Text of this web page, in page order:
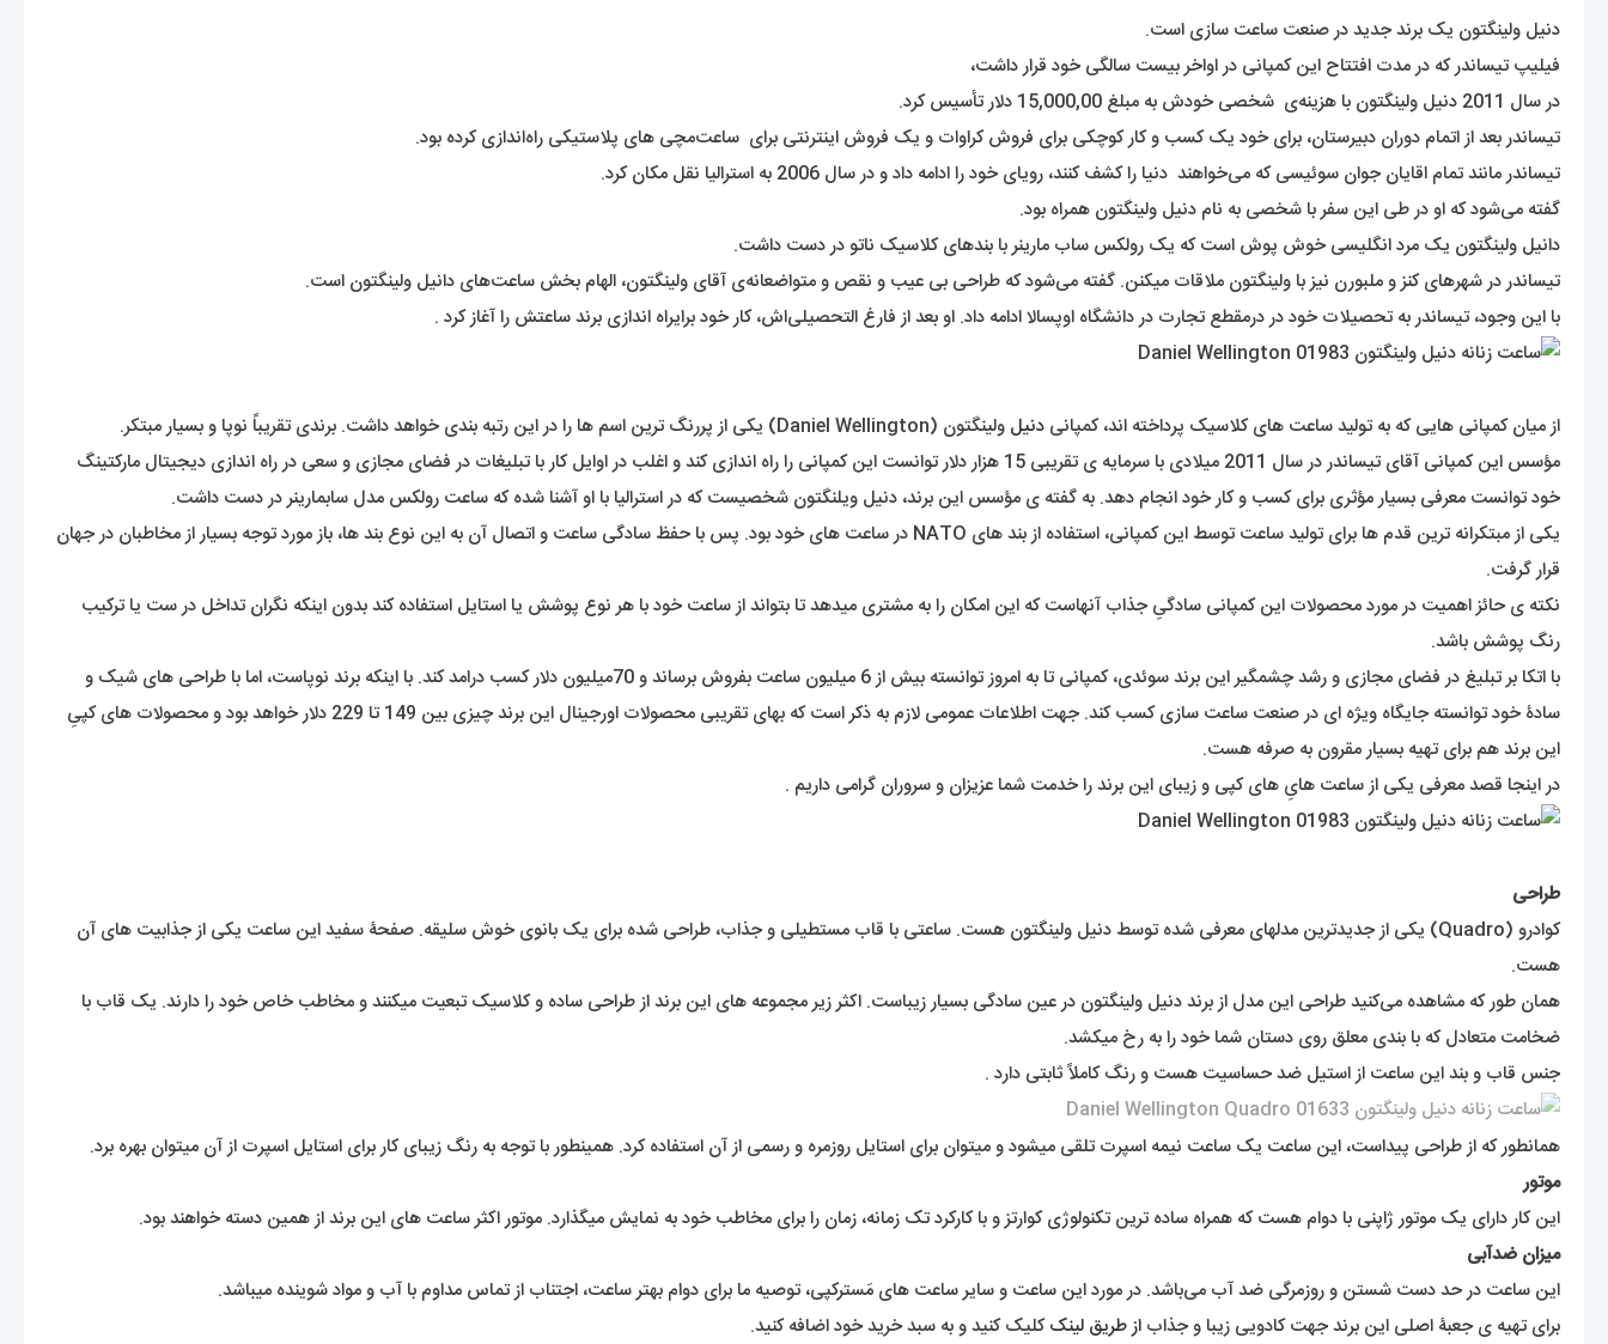
دنیل ولینگتون یک برند جدید در صنعت ساعت سازی است.
فیلیپ تیساندر که در مدت افتتاح این کمپانی در اواخر بیست سالگی خود قرار داشت،
در سال 2011 دنیل ولینگتون با هزینه‌ی شخصی خودش به مبلغ 15,000,00 دلار تأسیس کرد.
تیساندر بعد از اتمام دوران دبیرستان، برای خود یک کسب و کار کوچکی برای فروش کراوات و یک فروش اینترنتی برای ساعت‌مچی های پلاستیکی راه‌اندازی کرده بود.
تیساندر مانند تمام اقایان جوان سوئیسی که می‌خواهند دنیا را کشف کنند، رویای خود را ادامه داد و در سال 2006 به استرالیا نقل مکان کرد.
گفته می‌شود که او در طی این سفر با شخصی به نام دنیل ولینگتون همراه بود.
دانیل ولینگتون یک مرد انگلیسی خوش پوش است که یک رولکس ساب مارینر با بندهای کلاسیک ناتو در دست داشت.
تیساندر در شهرهای کنز و ملبورن نیز با ولینگتون ملاقات میکنن. گفته می‌شود که طراحی بی عیب و نقص و متواضعانه‌ی آقای ولینگتون، الهام بخش ساعت‌های دانیل ولینگتون است.
با این وجود، تیساندر به تحصیلات خود در درمقطع تجارت در دانشگاه اوپسالا ادامه داد. او بعد از فارغ التحصیلی‌اش، کار خود برایراه اندازی برند ساعتش را آغاز کرد .
از میان کمپانی هایی که به تولید ساعت های کلاسیک پرداخته اند، کمپانی دنیل ولینگتون (Daniel Wellington) یکی از پررنگ ترین اسم ها را در این رتبه بندی خواهد داشت. برندی تقریباً نوپا و بسیار مبتکر.
مؤسس این کمپانی آقای تیساندر در سال 2011 میلادی با سرمایه ی تقریبی 15 هزار دلار توانست این کمپانی را راه اندازی کند و اغلب در اوایل کار با تبلیغات در فضای مجازی و سعی در راه اندازی دیجیتال مارکتینگ
خود توانست معرفی بسیار مؤثری برای کسب و کار خود انجام دهد. به گفته ی مؤسس این برند، دنیل ویلنگتون شخصیست که در استرالیا با او آشنا شده که ساعت رولکس مدل سابمارینر در دست داشت.
یکی از مبتکرانه ترین قدم ها برای تولید ساعت توسط این کمپانی، استفاده از بند های NATO در ساعت های خود بود. پس با حفظ سادگی ساعت و اتصال آن به این نوع بند ها، باز مورد توجه بسیار از مخاطبان در جهان
قرار گرفت.
نکته ی حائز اهمیت در مورد محصولات این کمپانی سادگیِ جذاب آنهاست که این امکان را به مشتری میدهد تا بتواند از ساعت خود با هر نوع پوشش یا استایل استفاده کند بدون اینکه نگران تداخل در ست یا ترکیب
رنگ پوشش باشد.
با اتکا بر تبلیغ در فضای مجازی و رشد چشمگیر این برند سوئدی، کمپانی تا به امروز توانسته بیش از 6 میلیون ساعت بفروش برساند و 70میلیون دلار کسب درامد کند. با اینکه برند نوپاست، اما با طراحی های شیک و
سادۀ خود توانسته جایگاه ویژه ای در صنعت ساعت سازی کسب کند. جهت اطلاعات عمومی لازم به ذکر است که بهای تقریبی محصولات اورجینال این برند چیزی بین 149 تا 229 دلار خواهد بود و محصولات های کپیِ
این برند هم برای تهیه بسیار مقرون به صرفه هست.
در اینجا قصد معرفی یکی از ساعت هایِ های کپی و زیبای این برند را خدمت شما عزیزان و سروران گرامی داریم .
طراحی
کوادرو (Quadro) یکی از جدیدترین مدلهای معرفی شده توسط دنیل ولینگتون هست. ساعتی با قاب مستطیلی و جذاب، طراحی شده برای یک بانوی خوش سلیقه. صفحۀ سفید این ساعت یکی از جذابیت های آن
هست.
همان طور که مشاهده می‌کنید طراحی این مدل از برند دنیل ولینگتون در عین سادگی بسیار زیباست. اکثر زیر مجموعه های این برند از طراحی ساده و کلاسیک تبعیت میکنند و مخاطب خاص خود را دارند. یک قاب با
ضخامت متعادل که با بندی معلق روی دستان شما خود را به رخ میکشد.
جنس قاب و بند این ساعت از استیل ضد حساسیت هست و رنگ کاملاً ثابتی دارد .
همانطور که از طراحی پیداست، این ساعت یک ساعت نیمه اسپرت تلقی میشود و میتوان برای استایل روزمره و رسمی از آن استفاده کرد. همینطور با توجه به رنگ زیبای کار برای استایل اسپرت از آن میتوان بهره برد.
موتور
این کار دارای یک موتور ژاپنی با دوام هست که همراه ساده ترین تکنولوژی کوارتز و با کارکرد تک زمانه، زمان را برای مخاطب خود به نمایش میگذارد. موتور اکثر ساعت های این برند از همین دسته خواهند بود.
میزان ضدآبی
این ساعت در حد دست شستن و روزمرگی ضد آب می‌باشد. در مورد این ساعت و سایر ساعت های مَسترکپی، توصیه ما برای دوام بهتر ساعت، اجتناب از تماس مداوم با آب و مواد شوینده میباشد.
برای تهیه ی جعبۀ اصلی این برند جهت کادویی زیبا و جذاب از طریق لینککلیک کنید و به سبد خرید خود اضافه کنید.